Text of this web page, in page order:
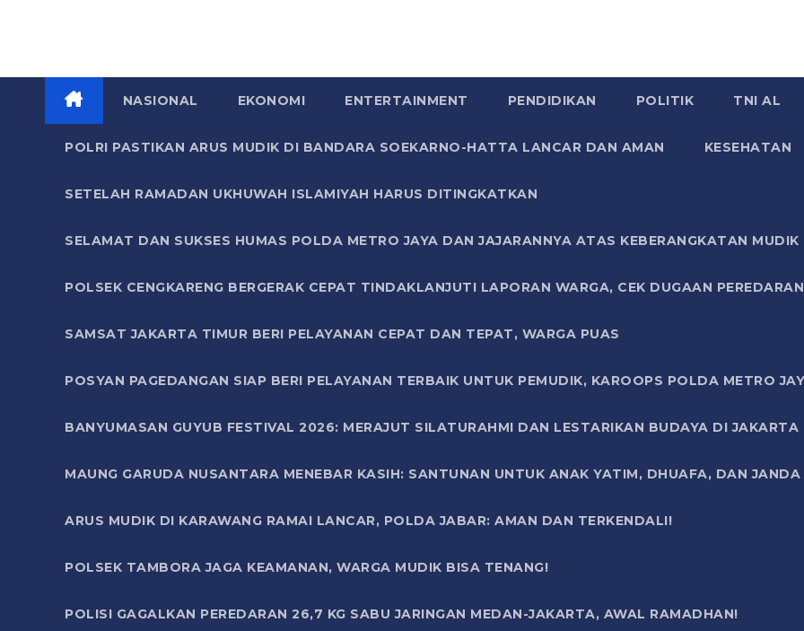
NASIONAL EKONOMI ENTERTAINMENT PENDIDIKAN POLITIK TNI AL
POLRI PASTIKAN ARUS MUDIK DI BANDARA SOEKARNO-HATTA LANCAR DAN AMAN KESEHATAN
SETELAH RAMADAN UKHUWAH ISLAMIYAH HARUS DITINGKATKAN
SELAMAT DAN SUKSES HUMAS POLDA METRO JAYA DAN JAJARANNYA ATAS KEBERANGKATAN
POLSEK CENGKARENG BERGERAK CEPAT TINDAKLANJUTI LAPORAN WARGA, CEK DUGAAN
SAMSAT JAKARTA TIMUR BERI PELAYANAN CEPAT DAN TEPAT, WARGA PUAS
POSYAN PAGEDANGAN SIAP BERI PELAYANAN TERBAIK UNTUK PEMUDIK, KAROOPS POLDA METRO
BANYUMASAN GUYUB FESTIVAL 2026: MERAJUT SILATURAHMI DAN LESTARIKAN BUDAYA DI JAKARTA
MAUNG GARUDA NUSANTARA MENEBAR KASIH: SANTUNAN UNTUK ANAK YATIM, DHUAFA, DAN
ARUS MUDIK DI KARAWANG RAMAI LANCAR, POLDA JABAR: AMAN DAN TERKENDALI!
POLSEK TAMBORA JAGA KEAMANAN, WARGA MUDIK BISA TENANG!
POLISI GAGALKAN PEREDARAN 26,7 KG SABU JARINGAN MEDAN-JAKARTA, AWAL RAMADHAN!